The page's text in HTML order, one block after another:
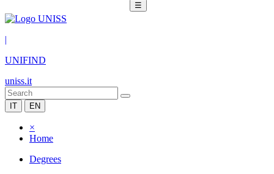
☰
|
UNIFIND
uniss.it
IT EN
×
Home
Degrees